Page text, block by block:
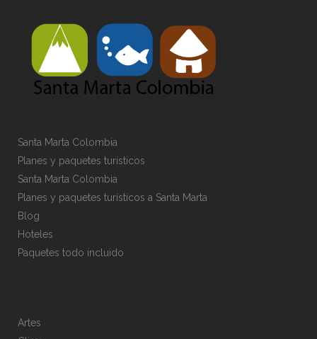
Santa Marta Colombia
Planes y paquetes turísticos
Santa Marta Colombia
Planes y paquetes turísticos a Santa Marta
Blog
Hoteles
Paquetes todo incluido
Artes